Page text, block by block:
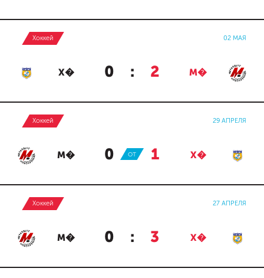
Хоккей 02 МАЯ
Х� 0 : 2 М�
Хоккей 29 АПРЕЛЯ
М� 0 : 1 Х�
ОТ
Хоккей 27 АПРЕЛЯ
М� 0 : 3 Х�